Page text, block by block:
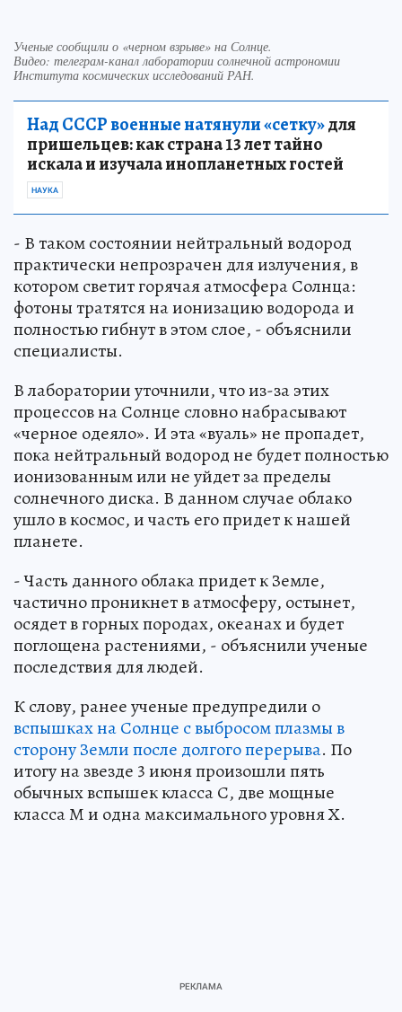
Ученые сообщили о «черном взрыве» на Солнце.
Видео: телеграм-канал лаборатории солнечной астрономии
Института космических исследований РАН.
Над СССР военные натянули «сетку»для
пришельцев: как страна 13 лет тайно
искала и изучала инопланетных гостей
НАУКА
- В таком состоянии нейтральный водород
практически непрозрачен для излучения, в
котором светит горячая атмосфера Солнца:
фотоны тратятся на ионизацию водорода и
полностью гибнут в этом слое, - объяснили
специалисты.
В лаборатории уточнили, что из-за этих
процессов на Солнце словно набрасывают
«черное одеяло». И эта «вуаль» не пропадет,
пока нейтральный водород не будет полностью
ионизованным или не уйдет за пределы
солнечного диска. В данном случае облако
ушло в космос, и часть его придет к нашей
планете.
- Часть данного облака придет к Земле,
частично проникнет в атмосферу, остынет,
осядет в горных породах, океанах и будет
поглощена растениями, - объяснили ученые
последствия для людей.
К слову, ранее ученые предупредили о
вспышках на Солнце с выбросом плазмы в
сторону Земли после долгого перерыва. По
итогу на звезде 3 июня произошли пять
обычных вспышек класса С, две мощные
класса М и одна максимального уровня Х.